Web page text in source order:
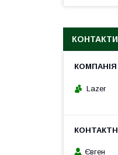
КОНТАКТИ
Lazer
Євген